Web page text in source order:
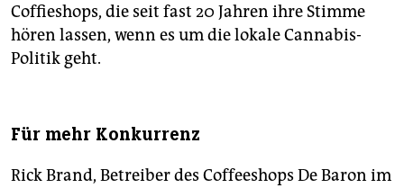
Coffieshops, die seit fast 20 Jahren ihre Stimme
hören lassen, wenn es um die lokale Cannabis-
Politik geht.
Für mehr Konkurrenz
Rick Brand, Betreiber des Coffeeshops De Baron im